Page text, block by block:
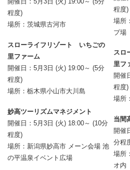
程度)
場所：茨城県古河市
スローライフリゾート いちごの
里ファーム
開催日：5月3日 (火) 19:00～ (5分
程度)
場所：栃木県小山市大川島
妙高ツーリズムマネジメント
開催日：5月3日 (火) 18:00～ (10分
程度)
場所：新潟県妙高市 メーン会場 池
の平温泉イベント広場
程度)
場所
プ場
スロ
里フ
開催
程度)
場所
当間
開催
分程
場所
オ内